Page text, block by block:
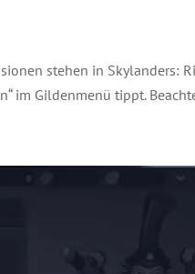
stehen in Skylanders:
im Gildenmenü tippt.